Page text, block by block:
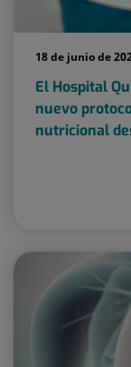
18 de junio de
El Hospital
nuevo
nutricional